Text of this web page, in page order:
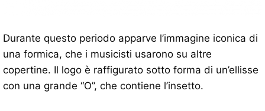
Durante questo periodo apparve l’immagine iconica di
una formica, che i musicisti usarono su altre
copertine. Il logo è raffigurato sotto forma di un’ellisse
con una grande “O”, che contiene l’insetto.